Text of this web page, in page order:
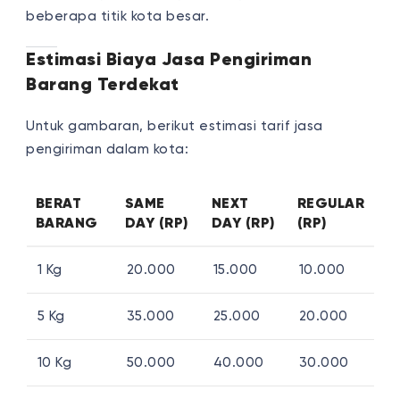
beberapa titik kota besar.
Estimasi Biaya Jasa Pengiriman
Barang Terdekat
Untuk gambaran, berikut estimasi tarif jasa
pengiriman dalam kota:
BERAT
BARANG
SAME
DAY (RP)
NEXT
DAY (RP)
REGULAR
(RP)
1 Kg 20.000 15.000 10.000
5 Kg 35.000 25.000 20.000
10 Kg 50.000 40.000 30.000